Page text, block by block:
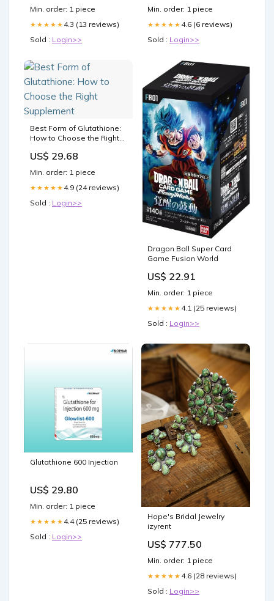
Min. order: 1 piece
★★★★★ 4.3 (13 reviews)
Sold : Login>>
Min. order: 1 piece
★★★★★ 4.6 (6 reviews)
Sold : Login>>
Best Form of Glutathione:
How to Choose the Right
US$ 29.68
Min. order: 1 piece
★★★★★ 4.9 (24 reviews)
Sold : Login>>
Dragon Ball Super Card
Game Fusion World
US$ 22.91
Min. order: 1 piece
★★★★★ 4.1 (25 reviews)
Sold : Login>>
Glutathione 600 Injection
US$ 29.80
Min. order: 1 piece
★★★★★ 4.4 (25 reviews)
Sold : Login>>
Hope's Bridal Jewelry
izyrent
US$ 777.50
Min. order: 1 piece
★★★★★ 4.6 (28 reviews)
Sold : Login>>